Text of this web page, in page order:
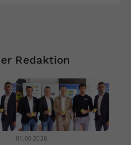
Redaktion
01.06.2026